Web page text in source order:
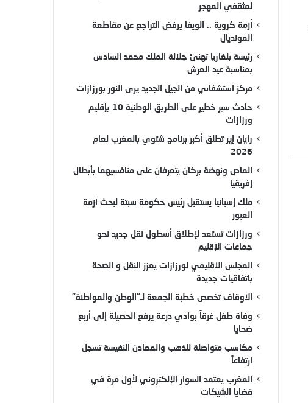
لمثقفي المهجر
أزمة كروية .. الويفا يرفض التراجع عن مقاطعة
المونديال
رئيسة بلغاريا تهنئ جلالة الملك محمد السادس
بمناسبة عيد العرش
مركز استشفائي من الجيل الجديد يرى النور بورزازات
حادث سير خطير على الطريق الوطنية 10 بإقليم
ورزازات
رايان إير تطلق أكبر برنامج شتوي بالمغرب لعام
2026
الماص ونهضة بركان يتعرفان على منافسيهما بأبطال
إفريقيا
ملك إسبانيا يستقبل رئيس حكومة سبتة لبحث أزمة
العبور
ورزازات تستعد لإطلاق أسطول نقل جديد نحو
جماعات الإقليم
المجلس الاقليمي لورزازات يعزز النقل و الصحة
باتفاقيات جديدة
الأوقاف تخصص خطبة الجمعة لـ”الوطن والمواطنة”
وفاة طفل غرقاً بوادي درعة يرفع الحصيلة إلى أربع
ضحايا
مكاسب متواصلة للذهب والمعادن النفيسة تسجل
ارتفاعاً
المغرب يعتمد السوار الإلكتروني لأول مرة في
قضايا الشيكات